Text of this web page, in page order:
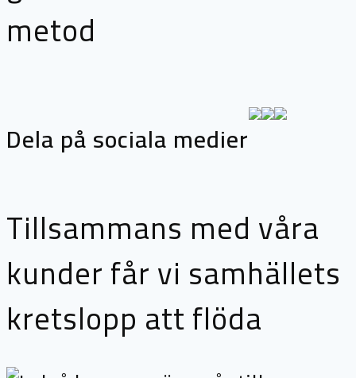
metod
Dela på sociala medier
Tillsammans med våra
kunder får vi samhällets
kretslopp att flöda